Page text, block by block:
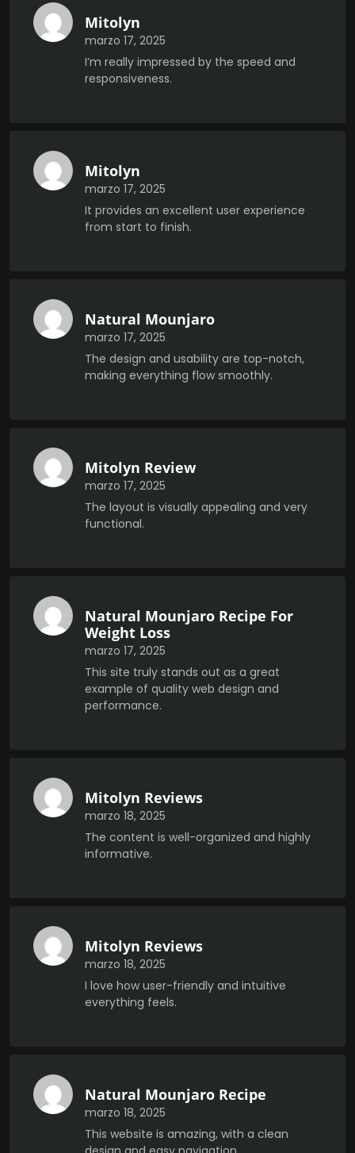
Mitolyn
marzo 17, 2025
I’m really impressed by the speed and
responsiveness.
Mitolyn
marzo 17, 2025
It provides an excellent user experience
from start to finish.
Natural Mounjaro
marzo 17, 2025
The design and usability are top-notch,
making everything flow smoothly.
Mitolyn Review
marzo 17, 2025
The layout is visually appealing and very
functional.
Natural Mounjaro Recipe For
Weight Loss
marzo 17, 2025
This site truly stands out as a great
example of quality web design and
performance.
Mitolyn Reviews
marzo 18, 2025
The content is well-organized and highly
informative.
Mitolyn Reviews
marzo 18, 2025
I love how user-friendly and intuitive
everything feels.
Natural Mounjaro Recipe
marzo 18, 2025
This website is amazing, with a clean